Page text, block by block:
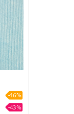
-16%
-43%